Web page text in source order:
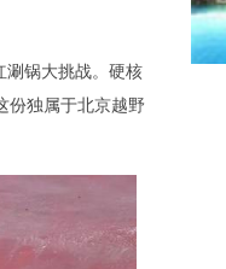
涮锅大挑战。硬核
份独属于北京越野